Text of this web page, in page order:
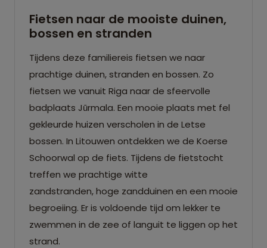
Fietsen naar de mooiste duinen,
bossen en stranden
Tijdens deze familiereis fietsen we naar
prachtige duinen, stranden en bossen. Zo
fietsen we vanuit Riga naar de sfeervolle
badplaats Jūrmala. Een mooie plaats met fel
gekleurde huizen verscholen in de Letse
bossen. In Litouwen ontdekken we de Koerse
Schoorwal op de fiets. Tijdens de fietstocht
treffen we prachtige witte
zandstranden, hoge zandduinen en een mooie
begroeiing. Er is voldoende tijd om lekker te
zwemmen in de zee of languit te liggen op het
strand.